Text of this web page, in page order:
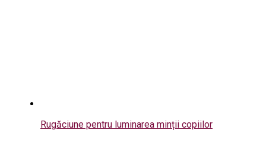
Rugăciune pentru luminarea minții copiilor